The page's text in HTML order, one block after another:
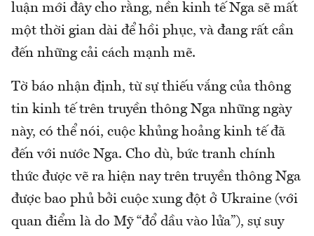
luận mới đây cho rằng, nền kinh tế Nga sẽ mất
một thời gian dài để hồi phục, và đang rất cần
đến những cải cách mạnh mẽ.
Tờ báo nhận định, từ sự thiếu vắng của thông
tin kinh tế trên truyền thông Nga những ngày
này, có thể nói, cuộc khủng hoảng kinh tế đã
đến với nước Nga. Cho dù, bức tranh chính
thức được vẽ ra hiện nay trên truyền thông Nga
được bao phủ bởi cuộc xung đột ở Ukraine (với
quan điểm là do Mỹ “đổ dầu vào lửa”), sự suy